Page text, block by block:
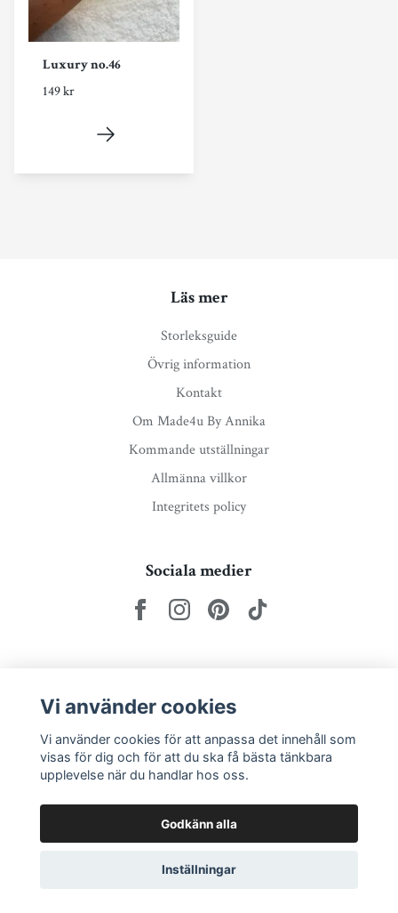
Luxury no.46
149 kr
Läs mer
Storleksguide
Övrig information
Kontakt
Om Made4u By Annika
Kommande utställningar
Allmänna villkor
Integritets policy
Sociala medier
Prenumerera
Vi använder cookies
Vi använder cookies för att anpassa det innehåll som
visas för dig och för att du ska få bästa tänkbara
upplevelse när du handlar hos oss.
Godkänn alla
Inställningar